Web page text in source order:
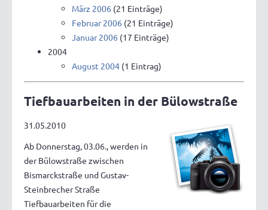
März 2006 (21 Einträge)
Februar 2006 (21 Einträge)
Januar 2006 (17 Einträge)
2004
August 2004 (1 Eintrag)
Tiefbauarbeiten in der Bülowstraße
31.05.2010
Ab Donnerstag, 03.06., werden in
der Bülowstraße zwischen
Bismarckstraße und Gustav-
Steinbrecher Straße
Tiefbauarbeiten für die